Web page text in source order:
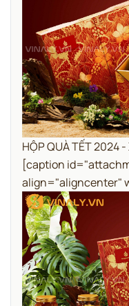
HỘP QUÀ TẾT 2024
[caption
align="aligncenter"